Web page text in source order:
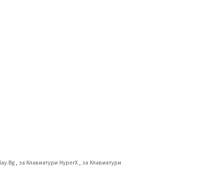
, за Клавиатури HyperX , за Клавиатури